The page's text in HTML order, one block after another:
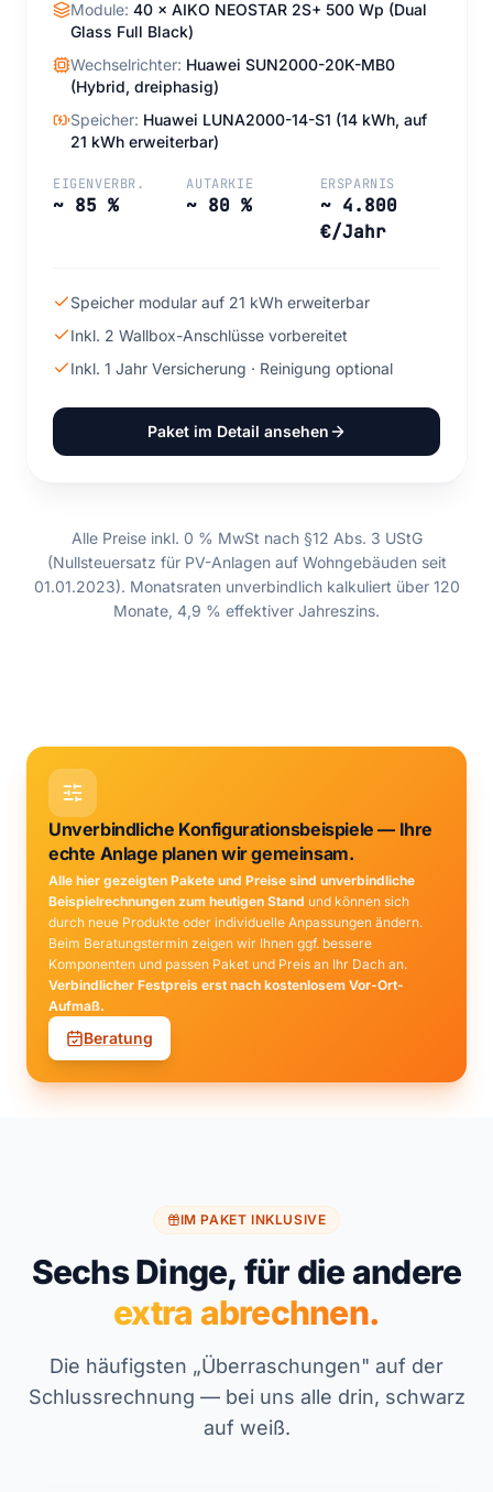
Module: 40 × AIKO NEOSTAR 2S+ 500 Wp (Dual
Glass Full Black)
Wechselrichter: Huawei SUN2000-20K-MB0
(Hybrid, dreiphasig)
Speicher: Huawei LUNA2000-14-S1 (14 kWh, auf
21 kWh erweiterbar)
EIGENVERBR.
~ 85 %
AUTARKIE
~ 80 %
ERSPARNIS
~ 4.800
€/Jahr
Speicher modular auf 21 kWh erweiterbar
Inkl. 2 Wallbox-Anschlüsse vorbereitet
Inkl. 1 Jahr Versicherung · Reinigung optional
Paket im Detail ansehen
Alle Preise inkl. 0 % MwSt nach §12 Abs. 3 UStG
(Nullsteuersatz für PV-Anlagen auf Wohngebäuden seit
01.01.2023). Monatsraten unverbindlich kalkuliert über 120
Monate, 4,9 % effektiver Jahreszins.
Unverbindliche Konfigurationsbeispiele — Ihre
echte Anlage planen wir gemeinsam.
Alle hier gezeigten Pakete und Preise sind unverbindliche
Beispielrechnungen zum heutigen Stand und können sich
durch neue Produkte oder individuelle Anpassungen ändern.
Beim Beratungstermin zeigen wir Ihnen ggf. bessere
Komponenten und passen Paket und Preis an Ihr Dach an.
Verbindlicher Festpreis erst nach kostenlosem Vor-Ort-
Aufmaß.
Beratung
IM PAKET INKLUSIVE
Sechs Dinge, für die andere
extra abrechnen.
Die häufigsten „Überraschungen" auf der
Schlussrechnung — bei uns alle drin, schwarz
auf weiß.